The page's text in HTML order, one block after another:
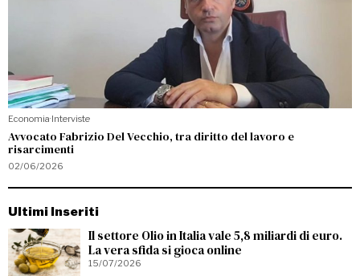
Economia·Interviste
Avvocato Fabrizio Del Vecchio, tra diritto del lavoro e
risarcimenti
02/06/2026
Ultimi Inseriti
Il settore Olio in Italia vale 5,8 miliardi di euro.
La vera sfida si gioca online
15/07/2026